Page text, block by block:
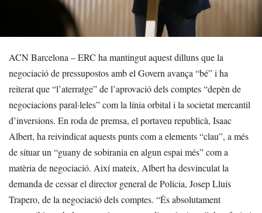
ACN Barcelona – ERC ha mantingut aquest dilluns que la
negociació de pressupostos amb el Govern avança “bé” i ha
reiterat que “l’aterratge” de l’aprovació dels comptes “depèn de
negociacions paral·leles” com la línia orbital i la societat mercantil
d’inversions. En roda de premsa, el portaveu republicà, Isaac
Albert, ha reivindicat aquests punts com a elements “clau”, a més
de situar un “guany de sobirania en algun espai més” com a
matèria de negociació. Així mateix, Albert ha desvinculat la
demanda de cessar el director general de Policia, Josep Lluís
Trapero, de la negociació dels comptes. “És absolutament